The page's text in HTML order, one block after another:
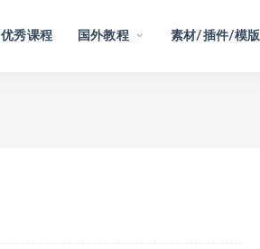
优秀课程 国外教程 素材/插件/模版